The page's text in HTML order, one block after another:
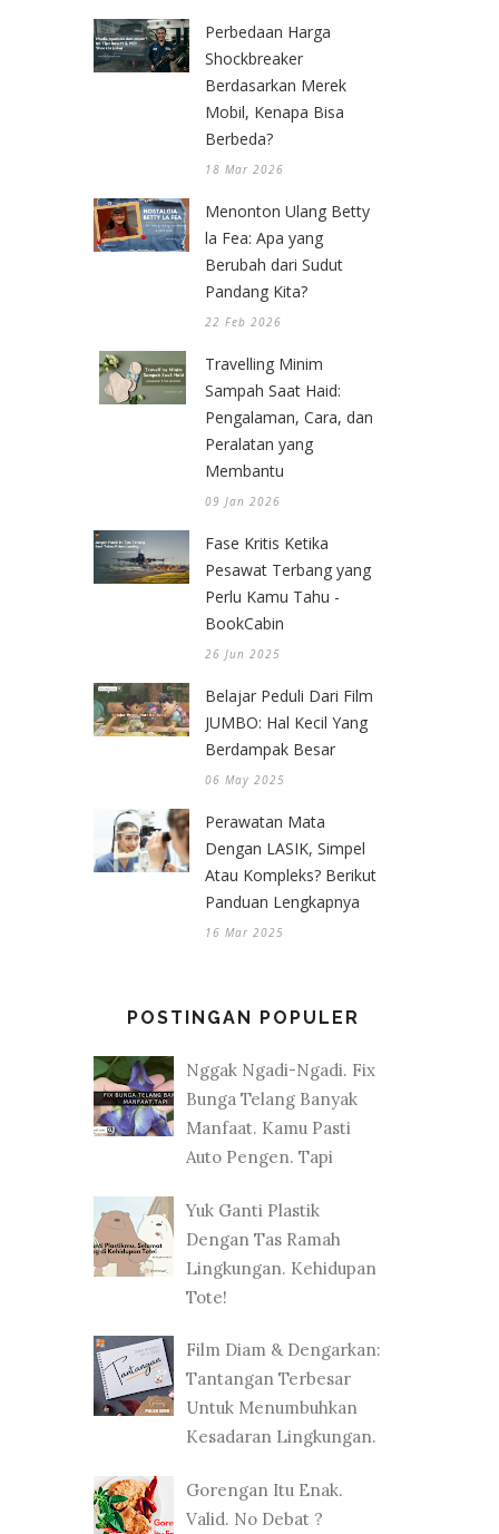
Perbedaan Harga
Shockbreaker
Berdasarkan Merek
Mobil, Kenapa Bisa
Berbeda?
18 Mar 2026
Menonton Ulang Betty
la Fea: Apa yang
Berubah dari Sudut
Pandang Kita?
22 Feb 2026
Travelling Minim
Sampah Saat Haid:
Pengalaman, Cara, dan
Peralatan yang
Membantu
09 Jan 2026
Fase Kritis Ketika
Pesawat Terbang yang
Perlu Kamu Tahu -
BookCabin
26 Jun 2025
Belajar Peduli Dari Film
JUMBO: Hal Kecil Yang
Berdampak Besar
06 May 2025
Perawatan Mata
Dengan LASIK, Simpel
Atau Kompleks? Berikut
Panduan Lengkapnya
16 Mar 2025
POSTINGAN POPULER
Nggak Ngadi-Ngadi. Fix
Bunga Telang Banyak
Manfaat. Kamu Pasti
Auto Pengen. Tapi
Yuk Ganti Plastik
Dengan Tas Ramah
Lingkungan. Kehidupan
Tote!
Film Diam & Dengarkan:
Tantangan Terbesar
Untuk Menumbuhkan
Kesadaran Lingkungan.
Gorengan Itu Enak.
Valid. No Debat ?